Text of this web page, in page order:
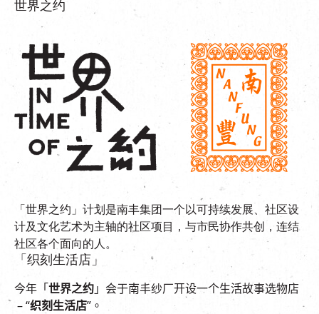
世界之约
「世界之约」计划是南丰集团一个以可持续发展、社区设
计及文化艺术为主轴的社区项目，与市民协作共创，连结
社区各个面向的人。
「织刻生活店」
今年「世界之约」会于南丰纱厂开设一个生活故事选物店
– “织刻生活店” 。